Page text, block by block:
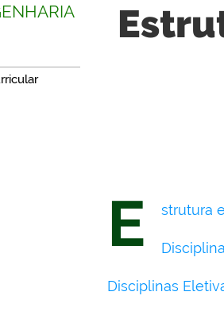
E strutura
Disciplinas